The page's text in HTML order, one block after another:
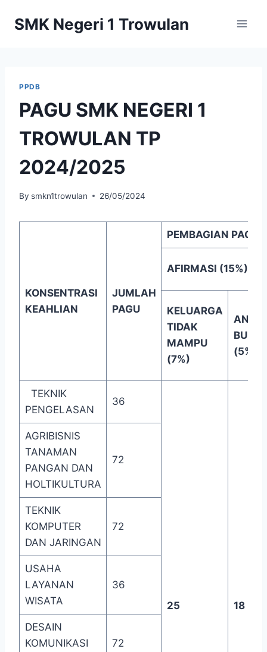
SMK Negeri 1 Trowulan
PPDB
PAGU SMK NEGERI 1
TROWULAN TP
2024/2025
By smkn1trowulan 26/05/2024
KONSENTRASI
KEAHLIAN
JUMLAH
PAGU
PEMBAGIAN PAGU
AFIRMASI (15%)
KELUARGA
TIDAK
MAMPU
(7%)
ANAK
(5%)
TEKNIK
PENGELASAN
36
25 18
AGRIBISNIS
TANAMAN
PANGAN DAN
HOLTIKULTURA
72
TEKNIK
KOMPUTER
DAN JARINGAN
72
USAHA
LAYANAN
WISATA
36
DESAIN
KOMUNIKASI
72